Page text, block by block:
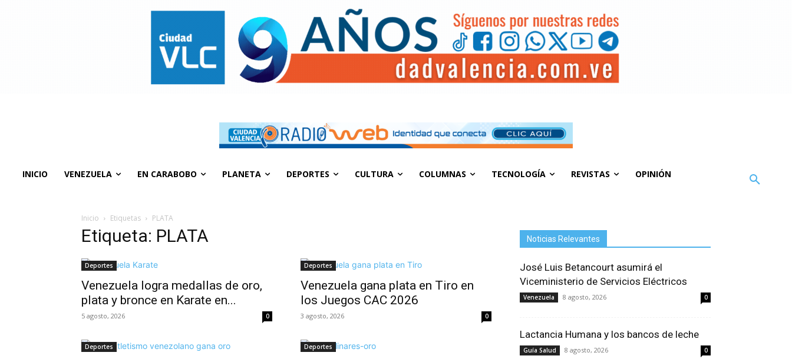
INICIO VENEZUELA EN CARABOBO PLANETA DEPORTES CULTURA COLUMNAS TECNOLOGÍA REVISTAS OPINIÓN
Inicio Etiquetas PLATA
Etiqueta: PLATA
Deportes
Venezuela logra medallas de oro,
plata y bronce en Karate en...
5 agosto, 2026 0
Deportes
Venezuela gana plata en Tiro en
los Juegos CAC 2026
3 agosto, 2026 0
Deportes Deportes
Noticias Relevantes
José Luis Betancourt asumirá el
Viceministerio de Servicios Eléctricos
Venezuela 8 agosto, 2026 0
Lactancia Humana y los bancos de leche
Guía Salud 8 agosto, 2026 0